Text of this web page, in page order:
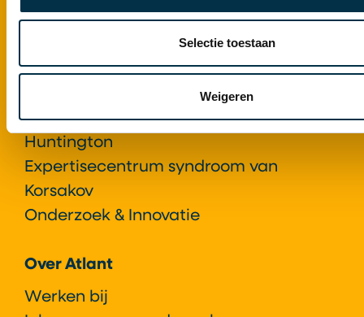
Selectie toestaan
Weigeren
Locaties
Atlant als Expertisecentrum
Expertisecentrum Gerontopsychiatrie+
Expertisecentrum ziekte van
Huntington
Expertisecentrum syndroom van
Korsakov
Onderzoek & Innovatie
Over Atlant
Werken bij